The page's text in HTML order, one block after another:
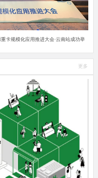
卡规模化应用推进大会·云南站成功举
更多